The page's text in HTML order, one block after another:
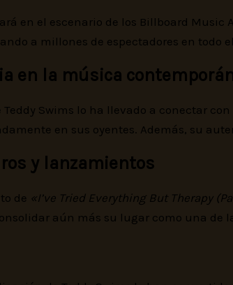
en el escenario de los Billboard Music
a millones de espectadores en todo
en la música
Teddy Swims lo ha llevado a conectar
en sus oyentes. Además, su
y lanzamientos
de «I’ve Tried Everything But Therapy
aún más su lugar como una de